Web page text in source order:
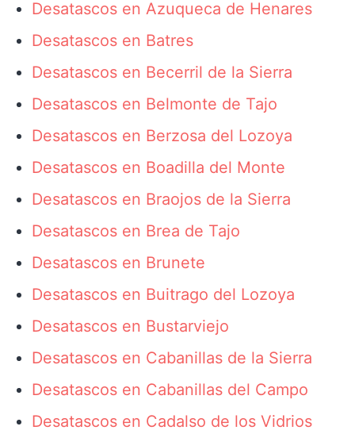
Desatascos en Azuqueca de Henares
Desatascos en Batres
Desatascos en Becerril de la Sierra
Desatascos en Belmonte de Tajo
Desatascos en Berzosa del Lozoya
Desatascos en Boadilla del Monte
Desatascos en Braojos de la Sierra
Desatascos en Brea de Tajo
Desatascos en Brunete
Desatascos en Buitrago del Lozoya
Desatascos en Bustarviejo
Desatascos en Cabanillas de la Sierra
Desatascos en Cabanillas del Campo
Desatascos en Cadalso de los Vidrios